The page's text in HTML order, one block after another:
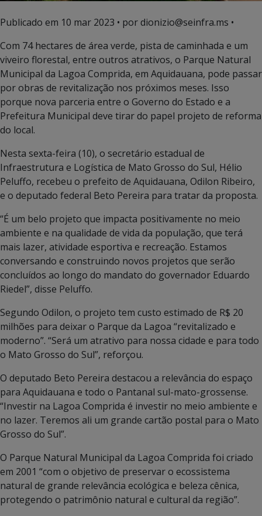
Publicado em 10 mar 2023 • por dionizio@seinfra.ms •
Com 74 hectares de área verde, pista de caminhada e um
viveiro florestal, entre outros atrativos, o Parque Natural
Municipal da Lagoa Comprida, em Aquidauana, pode passar
por obras de revitalização nos próximos meses. Isso
porque nova parceria entre o Governo do Estado e a
Prefeitura Municipal deve tirar do papel projeto de reforma
do local.
Nesta sexta-feira (10), o secretário estadual de
Infraestrutura e Logística de Mato Grosso do Sul, Hélio
Peluffo, recebeu o prefeito de Aquidauana, Odilon Ribeiro,
e o deputado federal Beto Pereira para tratar da proposta.
“É um belo projeto que impacta positivamente no meio
ambiente e na qualidade de vida da população, que terá
mais lazer, atividade esportiva e recreação. Estamos
conversando e construindo novos projetos que serão
concluídos ao longo do mandato do governador Eduardo
Riedel”, disse Peluffo.
Segundo Odilon, o projeto tem custo estimado de R$ 20
milhões para deixar o Parque da Lagoa “revitalizado e
moderno”. “Será um atrativo para nossa cidade e para todo
o Mato Grosso do Sul”, reforçou.
O deputado Beto Pereira destacou a relevância do espaço
para Aquidauana e todo o Pantanal sul-mato-grossense.
“Investir na Lagoa Comprida é investir no meio ambiente e
no lazer. Teremos ali um grande cartão postal para o Mato
Grosso do Sul”.
O Parque Natural Municipal da Lagoa Comprida foi criado
em 2001 “com o objetivo de preservar o ecossistema
natural de grande relevância ecológica e beleza cênica,
protegendo o patrimônio natural e cultural da região”.